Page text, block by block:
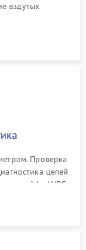
вздутых
надежности
Проверка
цепей
на шлейфе LVDS